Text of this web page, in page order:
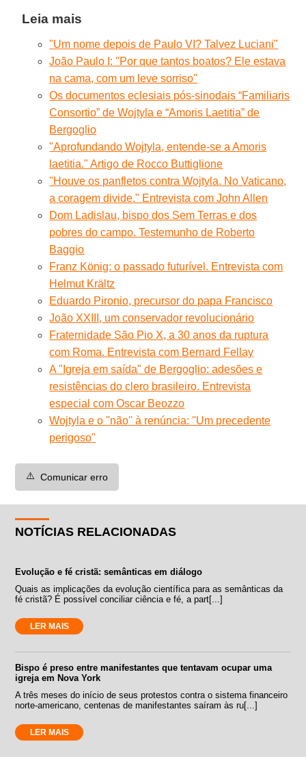
Leia mais
"Um nome depois de Paulo VI? Talvez Luciani"
João Paulo I: ''Por que tantos boatos? Ele estava
na cama, com um leve sorriso''
Os documentos eclesiais pós-sinodais “Familiaris
Consortio” de Wojtyla e “Amoris Laetitia” de
Bergoglio
"Aprofundando Wojtyla, entende-se a Amoris
laetitia." Artigo de Rocco Buttiglione
"Houve os panfletos contra Wojtyla. No Vaticano,
a coragem divide." Entrevista com John Allen
Dom Ladislau, bispo dos Sem Terras e dos
pobres do campo. Testemunho de Roberto
Baggio
Franz König: o passado futurível. Entrevista com
Helmut Krältz
Eduardo Pironio, precursor do papa Francisco
João XXIII, um conservador revolucionário
Fraternidade São Pio X, a 30 anos da ruptura
com Roma. Entrevista com Bernard Fellay
A "Igreja em saída" de Bergoglio: adesões e
resistências do clero brasileiro. Entrevista
especial com Oscar Beozzo
Wojtyla e o ''não'' à renúncia: ''Um precedente
perigoso''
⚠️ Comunicar erro
NOTÍCIAS RELACIONADAS
Evolução e fé cristã: semânticas em diálogo
Quais as implicações da evolução científica para as semânticas da
fé cristã? É possível conciliar ciência e fé, a part[...]
LER MAIS
Bispo é preso entre manifestantes que tentavam ocupar uma
igreja em Nova York
A três meses do início de seus protestos contra o sistema financeiro
norte-americano, centenas de manifestantes saíram às ru[...]
LER MAIS